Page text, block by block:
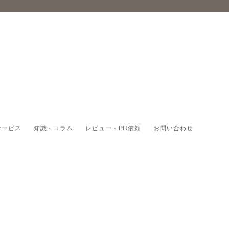
ビス 知識・コラム レビュー・PR依頼 お問い合わせ